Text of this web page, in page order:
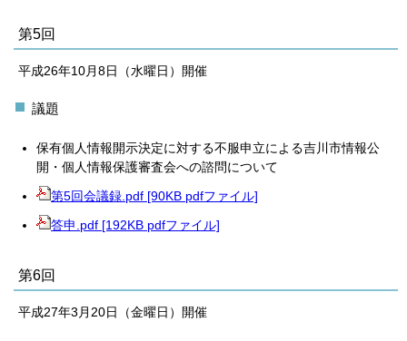
第5回
平成26年10月8日（水曜日）開催
議題
保有個人情報開示決定に対する不服申立による吉川市情報公
開・個人情報保護審査会への諮問について
第5回会議録.pdf [90KB pdfファイル]
答申.pdf [192KB pdfファイル]
第6回
平成27年3月20日（金曜日）開催